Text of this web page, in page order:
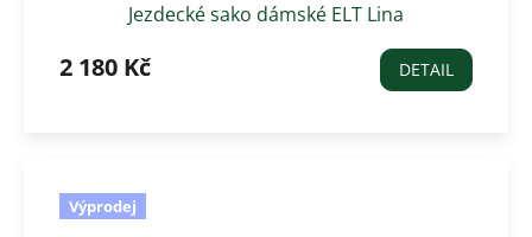
Jezdecké sako dámské ELT Lina
2 180 Kč DETAIL
Výprodej